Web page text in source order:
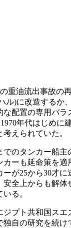
重油流出事故の
ル)に改造するか
配置の専用バ
年代はじめに
えられていた。
でのタンカー船
ーも延命策を
ーが25から30才
全上からも解
る。
プト共和国ス
自の研究を続